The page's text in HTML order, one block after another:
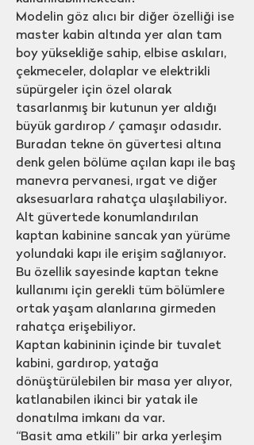
Modelin göz alıcı bir diğer özelliği ise
master kabin altında yer alan tam
boy yüksekliğe sahip, elbise askıları,
çekmeceler, dolaplar ve elektrikli
süpürgeler için özel olarak
tasarlanmış bir kutunun yer aldığı
büyük gardırop / çamaşır odasıdır.
Buradan tekne ön güvertesi altına
denk gelen bölüme açılan kapı ile baş
manevra pervanesi, ırgat ve diğer
aksesuarlara rahatça ulaşılabiliyor.
Alt güvertede konumlandırılan
kaptan kabinine sancak yan yürüme
yolundaki kapı ile erişim sağlanıyor.
Bu özellik sayesinde kaptan tekne
kullanımı için gerekli tüm bölümlere
ortak yaşam alanlarına girmeden
rahatça erişebiliyor.
Kaptan kabininin içinde bir tuvalet
kabini, gardırop, yatağa
dönüştürülebilen bir masa yer alıyor,
katlanabilen ikinci bir yatak ile
donatılma imkanı da var.
“Basit ama etkili” bir arka yerleşim